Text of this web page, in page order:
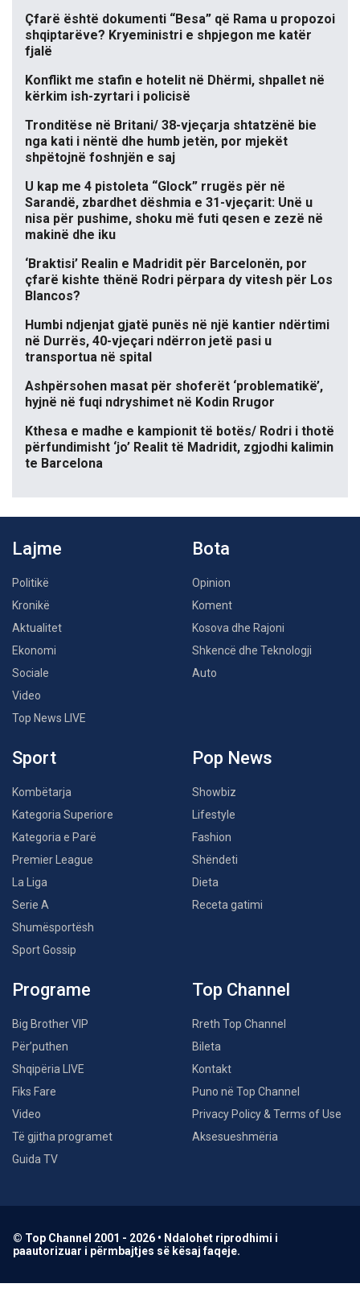
Çfarë është dokumenti “Besa” që Rama u propozoi
shqiptarëve? Kryeministri e shpjegon me katër
fjalë
Konflikt me stafin e hotelit në Dhërmi, shpallet në
kërkim ish-zyrtari i policisë
Tronditëse në Britani/ 38-vjeçarja shtatzënë bie
nga kati i nëntë dhe humb jetën, por mjekët
shpëtojnë foshnjën e saj
U kap me 4 pistoleta “Glock” rrugës për në
Sarandë, zbardhet dëshmia e 31-vjeçarit: Unë u
nisa për pushime, shoku më futi qesen e zezë në
makinë dhe iku
‘Braktisi’ Realin e Madridit për Barcelonën, por
çfarë kishte thënë Rodri përpara dy vitesh për Los
Blancos?
Humbi ndjenjat gjatë punës në një kantier ndërtimi
në Durrës, 40-vjeçari ndërron jetë pasi u
transportua në spital
Ashpërsohen masat për shoferët ‘problematikë’,
hyjnë në fuqi ndryshimet në Kodin Rrugor
Kthesa e madhe e kampionit të botës/ Rodri i thotë
përfundimisht ‘jo’ Realit të Madridit, zgjodhi kalimin
te Barcelona
Lajme
Politikë
Kronikë
Aktualitet
Ekonomi
Sociale
Video
Top News LIVE
Bota
Opinion
Koment
Kosova dhe Rajoni
Shkencë dhe Teknologji
Auto
Sport
Kombëtarja
Kategoria Superiore
Kategoria e Parë
Premier League
La Liga
Serie A
Shumësportësh
Sport Gossip
Pop News
Showbiz
Lifestyle
Fashion
Shëndeti
Dieta
Receta gatimi
Programe
Big Brother VIP
Për’puthen
Shqipëria LIVE
Fiks Fare
Video
Të gjitha programet
Guida TV
Top Channel
Rreth Top Channel
Bileta
Kontakt
Puno në Top Channel
Privacy Policy & Terms of Use
Aksesueshmëria
© Top Channel 2001 - 2026 • Ndalohet riprodhimi i
paautorizuar i përmbajtjes së kësaj faqeje.